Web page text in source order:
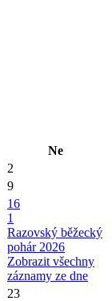
Ne
2
9
16
1
Razovský běžecký
pohár 2026
Zobrazit všechny
záznamy ze dne
23